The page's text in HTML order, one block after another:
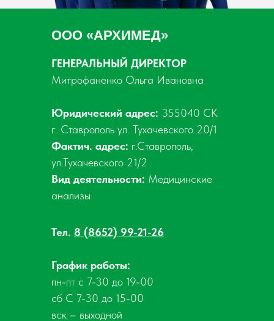
ГЕНЕРАЛЬНЫЙ ДИРЕКТОР
Митрофаненко Ольга Ивановна
Юридический адрес: 355040 СК
г. Ставрополь ул. Тухачевского 20/1
Фактич. адрес: г.Ставрополь,
ул.Тухачевского 21/2
Вид деятельности: Медицинские
анализы
Тел. 8 (8652) 99-21-26
График работы:
пн-пт с 7-30 до 19-00
сб С 7-30 до 15-00
вск – выходной
ООО «АРХИМЕД»